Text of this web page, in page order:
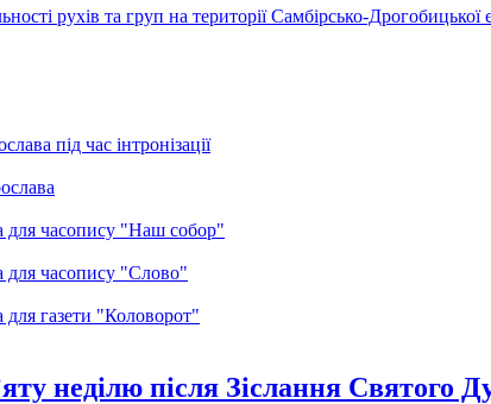
рухів та груп на території Самбірсько-
під час інтронізації
для часопису "Наш собор"
для часопису "Слово"
для газети "Коловорот"
неділю після Зіслання Святого